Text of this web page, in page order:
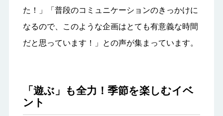
た！」「普段のコミュニケーションのきっかけに
なるので、このような企画はとても有意義な時間
だと思っています！」との声が集まっています。
「遊ぶ」も全力！季節を楽しむイベ
ント